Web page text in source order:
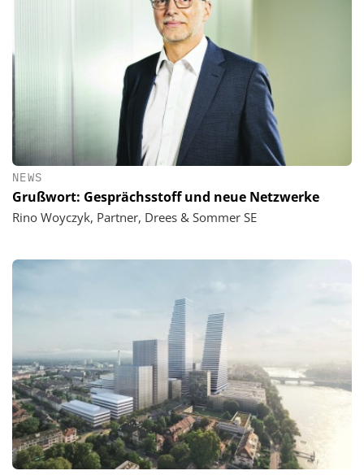
NEWS
Grußwort: Gesprächsstoff und neue Netzwerke
Rino Woyczyk, Partner, Drees & Sommer SE